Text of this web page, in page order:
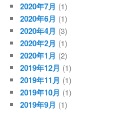
2020年7月 (1)
2020年6月 (1)
2020年4月 (3)
2020年2月 (1)
2020年1月 (2)
2019年12月 (1)
2019年11月 (1)
2019年10月 (1)
2019年9月 (1)